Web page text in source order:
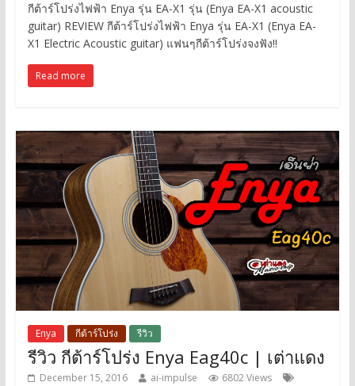
กีต้าร์โปร่งไฟฟ้า Enya รุ่น EA-X1 รุ่น (Enya EA-X1 acoustic
guitar) REVIEW กีต้าร์โปร่งไฟฟ้า Enya รุ่น EA-X1 (Enya EA-
X1 Electric Acoustic guitar) แฟนๆกีต้าร์โปร่งจงฟัง!!
Read more
Enya กีต้าร์โปร่ง รีวิว
รีวิว กีต้าร์โปร่ง Enya Eag40c | เต่าแดง
December 15, 2016 ai-impulse
6802 Views